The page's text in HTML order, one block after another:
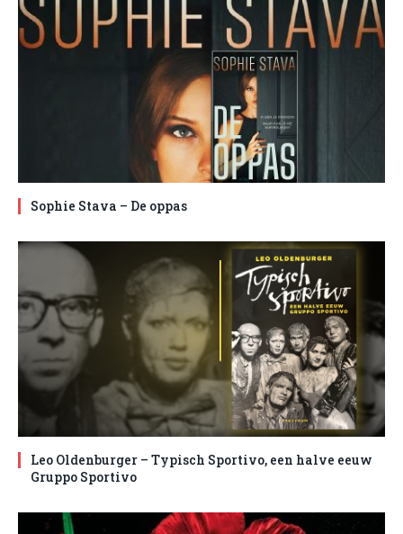
Sophie Stava – De oppas
Leo Oldenburger – Typisch Sportivo, een halve eeuw
Gruppo Sportivo